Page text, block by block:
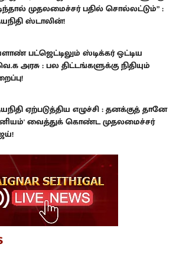
முதலமைச்சர் பதில் சொல்லட்டும்” :
ஸ்டாலின்!
பட்ஜெட்டிலும் ஸ்டிக்கர் ஒட்டிய
அரசு : பல திட்டங்களுக்கு நிதியும்
ஏற்படுத்திய எழுச்சி : தனக்குத் தானே
வைத்துக் கொண்ட முதலமைச்சர்